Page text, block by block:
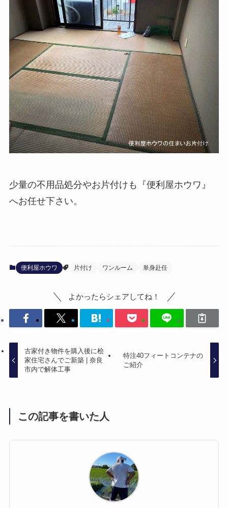
少量の不用品処分やお片付けも『便利屋ホウワ』
へお任せ下さい。
便利屋ホウワ 片付け ワンルーム 単身赴任
よかったらシェアしてね！
古家付き物件を購入後に桧
家住宅さんでご新築 | 奈良
市内で解体工事
特注40フィートコンテナの
ご紹介
この記事を書いた人